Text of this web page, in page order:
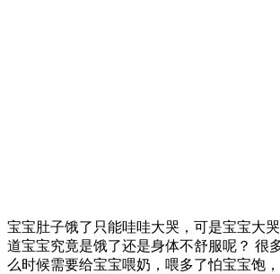
宝宝肚子饿了只能哇哇大哭，可是宝宝大
道宝宝究竟是饿了还是身体不舒服呢？ 很
么时候需要给宝宝喂奶，喂多了怕宝宝饱